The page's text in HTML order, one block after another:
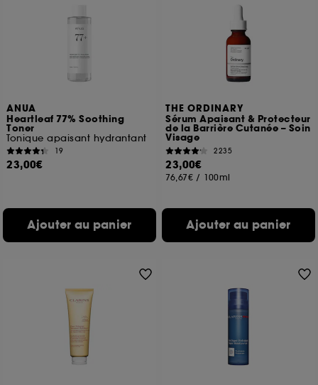
ANUA
Heartleaf 77% Soothing
Toner
Tonique apaisant hydrantant
19
23,00€
Ajouter au panier
THE ORDINARY
Sérum Apaisant & Protecteur
de la Barrière Cutanée – Soin
Visage
2235
23,00€
76,67€ / 100ml
Ajouter au panier